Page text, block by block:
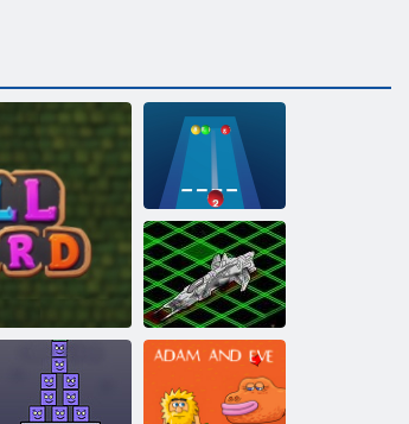
Ühendage pallid
2048 piljardi!
Intergalaktilist
Laevade
pommitamine